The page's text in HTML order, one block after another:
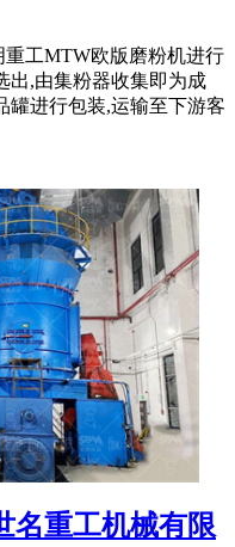
工MTW欧版磨粉机进行
出,由集粉器收集即为成
罐进行包装,运输至下游客
名重工机械有限